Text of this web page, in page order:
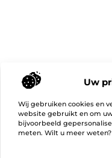
Uw
Wij gebruiken cookies en
website gebruikt en om
bijvoorbeeld
meten. Wilt u meer